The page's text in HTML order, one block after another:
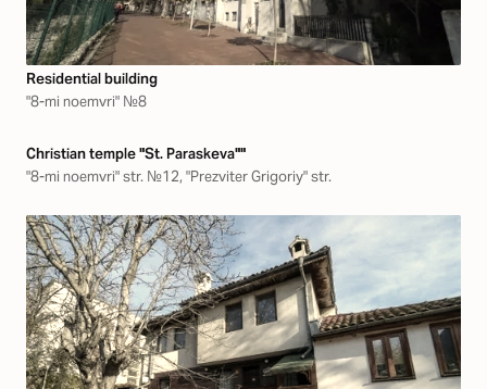
Residential building
"8-mi noemvri" №8
Christian temple "St. Paraskeva""
"8-mi noemvri" str. №12, "Prezviter Grigoriy" str.